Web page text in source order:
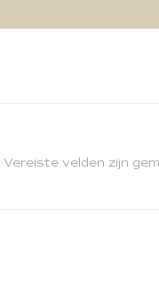
Vereiste velden zijn